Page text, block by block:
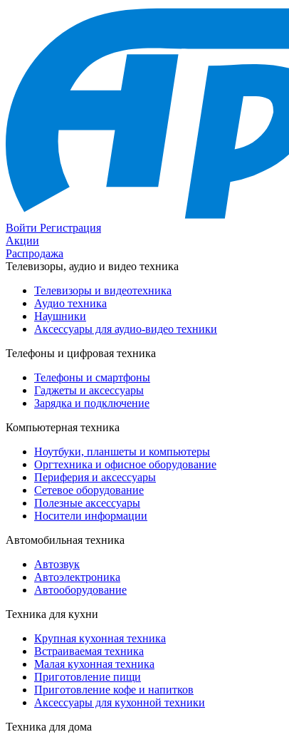
Войти Регистрация
Акции
Распродажа
Телевизоры, аудио и видео техника
Телевизоры и видеотехника
Аудио техника
Наушники
Аксессуары для аудио-видео техники
Телефоны и цифровая техника
Телефоны и смартфоны
Гаджеты и аксессуары
Зарядка и подключение
Компьютерная техника
Ноутбуки, планшеты и компьютеры
Оргтехника и офисное оборудование
Периферия и аксессуары
Cетевое оборудование
Полезные аксессуары
Носители информации
Автомобильная техника
Автозвук
Автоэлектроника
Автооборудование
Техника для кухни
Крупная кухонная техника
Встраиваемая техника
Малая кухонная техника
Приготовление пищи
Приготовление кофе и напитков
Аксессуары для кухонной техники
Техника для дома